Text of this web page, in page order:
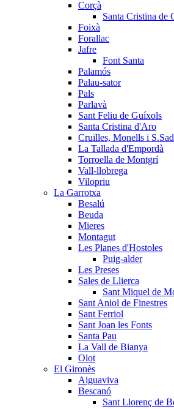
Corçà
Santa Cristina de
Foixà
Forallac
Jafre
Font Santa
Palamós
Palau-sator
Pals
Parlavà
Sant Feliu de Guíxols
Santa Cristina d'Aro
Cruïlles, Monells i
La Tallada d'Empordà
Torroella de Montgrí
Vall-llobrega
Vilopriu
La Garrotxa
Besalú
Beuda
Mieres
Montagut
Les Planes d'Hostoles
Puig-alder
Les Preses
Sales de Llierca
Sant Miquel de
Sant Aniol de Finestres
Sant Ferriol
Sant Joan les Fonts
Santa Pau
La Vall de Bianya
Olot
El Gironès
Aiguaviva
Bescanó
Sant Llorenç de